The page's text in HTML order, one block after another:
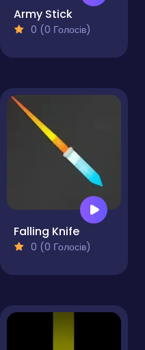
Army Stick
0 (0 Голосів)
Falling Knife
0 (0 Голосів)